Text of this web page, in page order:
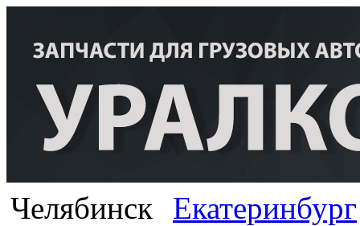
Челябинск
Екатеринбург